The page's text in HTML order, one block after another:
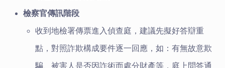
檢察官傳訊階段
收到地檢署傳票進入偵查庭，建議先擬好答辯重
點，對照詐欺構成要件逐一回應，如：有無故意欺
騙、被害人是否因詐術而處分財產等，庭上問答通